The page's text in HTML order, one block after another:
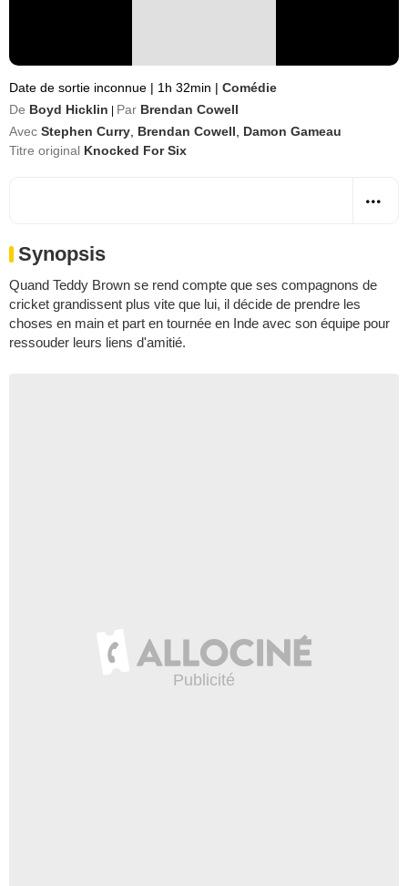
Date de sortie inconnue | 1h 32min | Comédie
De Boyd Hicklin Par Brendan Cowell
Avec Stephen Curry Brendan Cowell
Damon Gameau
Titre original Knocked For Six
Synopsis
Quand Teddy Brown se rend compte que ses compagnons de
cricket grandissent plus vite que lui, il décide de prendre les
choses en main et part en tournée en Inde avec son équipe pour
ressouder leurs liens d'amitié.